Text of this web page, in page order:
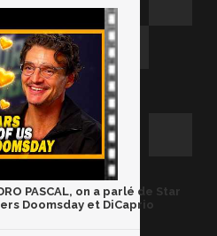
PASCAL, on a parlé de Star
Doomsday et DiCaprio